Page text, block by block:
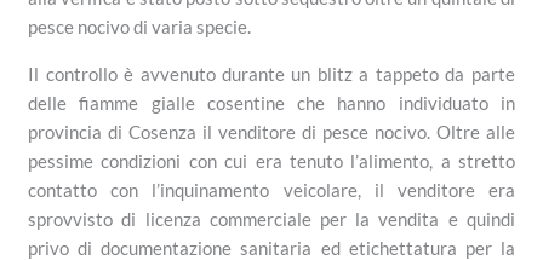
pesce nocivo di varia specie.
Il controllo è avvenuto durante un blitz a tappeto da parte
delle fiamme gialle cosentine che hanno individuato in
provincia di Cosenza il venditore di pesce nocivo. Oltre alle
pessime condizioni con cui era tenuto l’alimento, a stretto
contatto con l’inquinamento veicolare, il venditore era
sprovvisto di licenza commerciale per la vendita e quindi
privo di documentazione sanitaria ed etichettatura per la